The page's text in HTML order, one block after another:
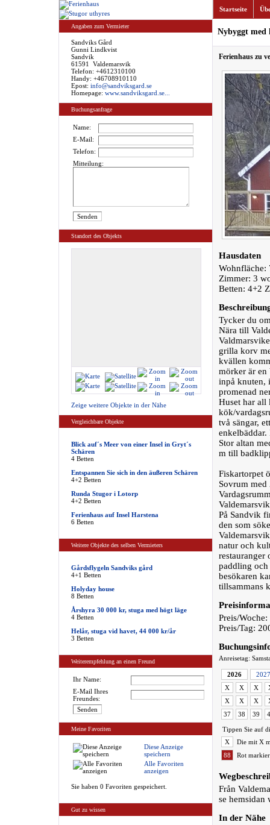
Angaben zum Vermieter
Sandviks Gård
Gunni Lindkvist
Sandvik
61591 Valdemarsvik
Telefon: +4612310100
Handy: +46708910110
Epost: info@sandviksgard.se
Homepage: www.sandviksgard.se...
Buchungsanfrage
Name:
E-Mail:
Telefon:
Mitteilung:
Standort des Objekts
Zeige weitere Objekte in der Nähe
Vergleichbare Objekte
Blick auf´s Meer von einer Insel in Gryt´s
Schären
4 Betten
Entspannen Sie sich in den äußeren Schären
4+2 Betten
Runda Stugor i Lotorp
4+2 Betten
Ferienhaus auf Insel Harstena
6 Betten
Weitere Objekte des selben Vermieters
Gårdsflygeln Sandviks gård
4+1 Betten
Holyday house
8 Betten
Årshyra 30 000 kr, stuga med högt läge
4 Betten
Helår, stuga vid havet, 44 000 kr/år
3 Betten
Weiterempfehlung an einen Freund
Ihr Name:
E-Mail Ihres
Freundes:
Meine Favoriten
Diese Anzeige
speichern
Alle Favoriten
anzeigen
Sie haben 0 Favoriten gespeichert.
Gut zu wissen
Startseite
Nybyggt
Ferienhaus zu
Hausdaten
Wohnfläche:
Zimmer: 3
Betten: 4+2
Tycker du
Nära till
grilla korv
kvällen
mörker är en
inpå knuten,
promenad
Huset har all
kök/
två sängar,
Stor altan
m till
Fiskartorpet
Sovrum
På Sandvik
den som
natur och
restauranger
paddling
besökaren
tillsammans
Preis/
Preis/Tag:
Anreisetag:
2026
2027
X
X X
X
X X
37
38 39
Tippen Sie auf
X
Die mit X
88
Rot
Från
se hemsidan
In der Nähe